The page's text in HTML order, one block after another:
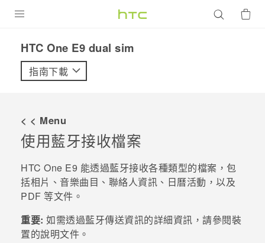
VIVE
配件
優惠專區
校園專案
銷售通路
支援服務
HTC One E9 dual sim‎
指南下載
< < Menu
使用藍牙接收檔案
HTC One E9‍ 能透過藍牙接收各種類型的檔案，包
括相片、音樂曲目、聯絡人資訊、日曆活動，以及
PDF 等文件。
重要: 如需透過藍牙傳送資訊的詳細資訊，請參閱裝
置的說明文件。